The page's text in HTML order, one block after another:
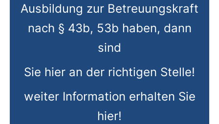
Ausbildung zur Betreuungskraft
nach § 43b, 53b haben, dann
sind
Sie hier an der richtigen Stelle!
weiter Information erhalten Sie
hier!